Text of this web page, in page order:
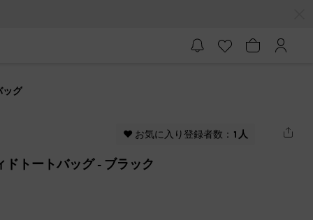
ッグ
♥ お気に入り登録者数： 1人
ドトートバッグ- ブラック